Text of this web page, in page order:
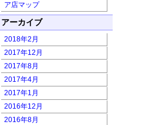
ア店マップ
アーカイブ
2018年2月
2017年12月
2017年8月
2017年4月
2017年1月
2016年12月
2016年8月